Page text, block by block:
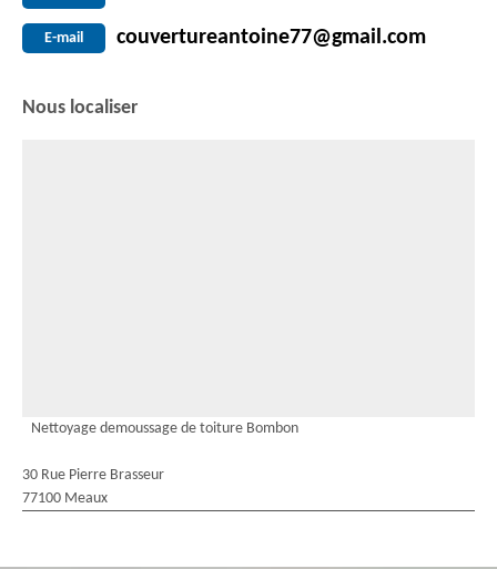
E-mail couvertureantoine77@gmail.com
Nous localiser
Nettoyage demoussage de toiture Bombon
30 Rue Pierre Brasseur
77100 Meaux